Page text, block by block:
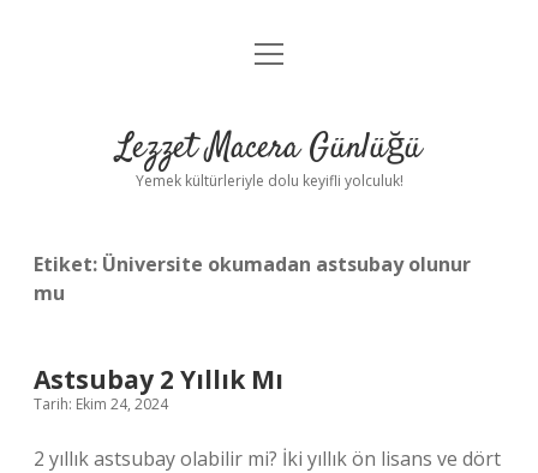
Anasayfa
Yasal Uyarı
menüyü
Lezzet Macera Günlüğü
Yemek kültürleriyle dolu keyifli yolculuk!
Etiket: Üniversite okumadan astsubay olunur
mu
Astsubay 2 Yıllık Mı
Tarih: Ekim 24, 2024
2 yıllık astsubay olabilir mi? İki yıllık ön lisans ve dört